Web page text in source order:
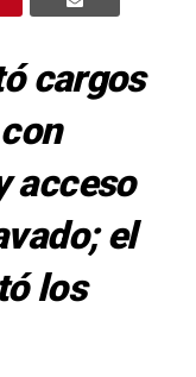
cargos
acceso
el
los